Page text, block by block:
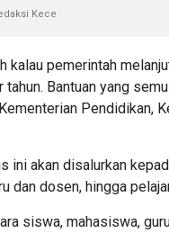
Kece
kalau pemerintah
Bantuan yang
Pendidikan,
ini akan disalurkan
dan dosen, hingga
siswa, mahasiswa,